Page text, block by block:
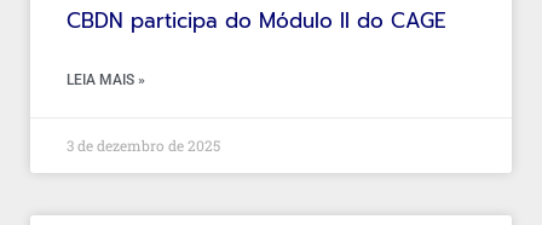
CBDN participa do Módulo II do CAGE
LEIA MAIS »
3 de dezembro de 2025